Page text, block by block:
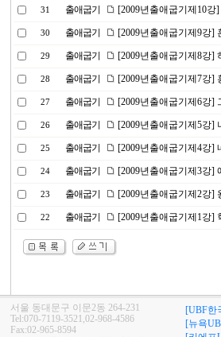
31 출애굽기 [2009년출애굽기제10
30 출애굽기 [2009년출애굽기제9강]
29 출애굽기 [2009년출애굽기제8강]
28 출애굽기 [2009년출애굽기제7강]
27 출애굽기 [2009년출애굽기제6강]
26 출애굽기 [2009년출애굽기제5강]
25 출애굽기 [2009년출애굽기제4강]
24 출애굽기 [2009년출애굽기제3강]
23 출애굽기 [2009년출애굽기제2강]
22 출애굽기 [2009년출애굽기제1강]
서울 동대문구 이문2동 264-231
Tel:070-7119-3521,02-968-4586
Fax:02-965-8594
[UBF한
[뉴욕